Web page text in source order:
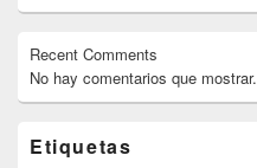
Recent Comments
No hay comentarios que mostrar.
Etiquetas